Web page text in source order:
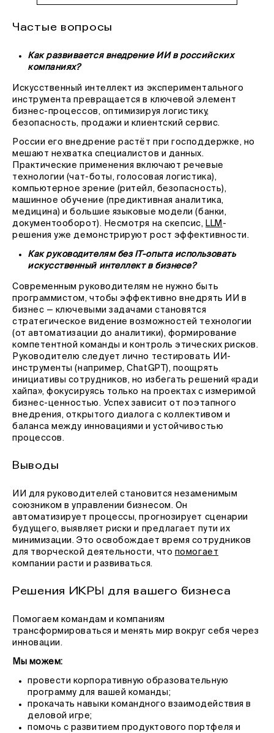
Частые вопросы
Как развивается внедрение ИИ в российских
компаниях?
Искусственный интеллект из экспериментального
инструмента превращается в ключевой элемент
бизнес-процессов, оптимизируя логистику,
безопасность, продажи и клиентский сервис.
России его внедрение растёт при господдержке, но
мешают нехватка специалистов и данных.
Практические применения включают речевые
технологии (чат-боты, голосовая логистика),
компьютерное зрение (ритейл, безопасность),
машинное обучение (предиктивная аналитика,
медицина) и большие языковые модели (банки,
документооборот). Несмотря на скепсис, LLM -
решения уже демонстрируют рост эффективности.
Как руководителям без IT-опыта использовать
искусственный интеллект в бизнесе?
Современным руководителям не нужно быть
программистом, чтобы эффективно внедрять ИИ в
бизнес — ключевыми задачами становятся
стратегическое видение возможностей технологии
(от автоматизации до аналитики), формирование
компетентной команды и контроль этических рисков.
Руководителю следует лично тестировать ИИ-
инструменты (например, ChatGPT), поощрять
инициативы сотрудников, но избегать решений «ради
хайпа», фокусируясь только на проектах с измеримой
бизнес-ценностью. Успех зависит от поэтапного
внедрения, открытого диалога с коллективом и
баланса между инновациями и устойчивостью
процессов.
Выводы
ИИ для руководителей становится незаменимым
союзником в управлении бизнесом. Он
автоматизирует процессы, прогнозирует сценарии
будущего, выявляет риски и предлагает пути их
минимизации. Это освобождает время сотрудников
для творческой деятельности, что помогает
компании расти и развиваться.
Решения ИКРЫ для вашего бизнеса
Помогаем командам и компаниям
трансформироваться и менять мир вокруг себя через
инновации.
Мы можем:
провести корпоративную образовательную
программу для вашей команды;
прокачать навыки командного взаимодействия в
деловой игре;
помочь с развитием продуктового портфеля и